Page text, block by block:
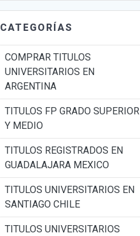
CATEGORÍAS
COMPRAR TITULOS
UNIVERSITARIOS EN
ARGENTINA
TITULOS FP GRADO SUPERIOR
Y MEDIO
TITULOS REGISTRADOS EN
GUADALAJARA MEXICO
TITULOS UNIVERSITARIOS EN
SANTIAGO CHILE
TITULOS UNIVERSITARIOS